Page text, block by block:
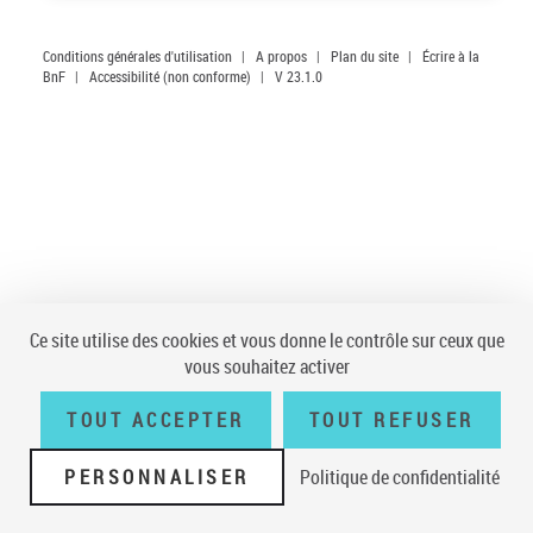
Conditions générales d'utilisation | A propos | Plan du site |
Écrire à la
BnF | Accessibilité (non conforme) | V 23.1.0
Ce site utilise des cookies et vous donne le contrôle sur ceux que
vous souhaitez activer
TOUT ACCEPTER TOUT REFUSER
PERSONNALISER Politique de confidentialité